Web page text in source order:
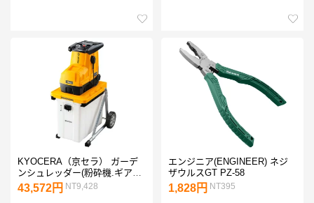
KYOCERA（京セラ） ガーデ
ンシュレッダー(粉砕機.ギア式
静音タイプ) GS-2020 1台
43,572円 NT9,428
エンジニア(ENGINEER) ネジ
ザウルスGT PZ-58
1,828円 NT395